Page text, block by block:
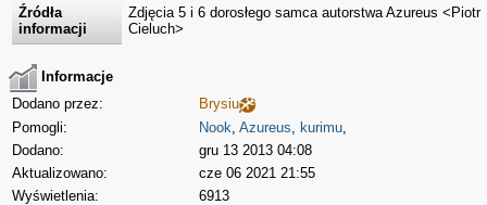
Źródła
informacji
Zdjęcia 5 i 6 dorosłego samca autorstwa Azureus <Piotr
Cieluch>
Informacje
Dodano przez:
Brysiu
Pomogli:
Nook, Azureus, kurimu,
Dodano:
gru 13 2013 04:08
Aktualizowano:
cze 06 2021 21:55
Wyświetlenia:
6913